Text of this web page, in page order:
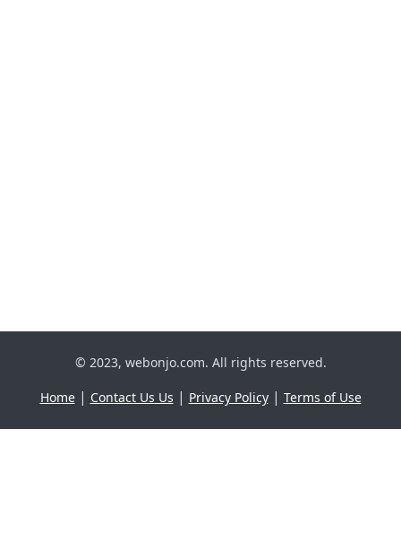
© 2023, webonjo.com. All rights reserved.
Home| Contact Us Us | Privacy Policy| Terms of Use